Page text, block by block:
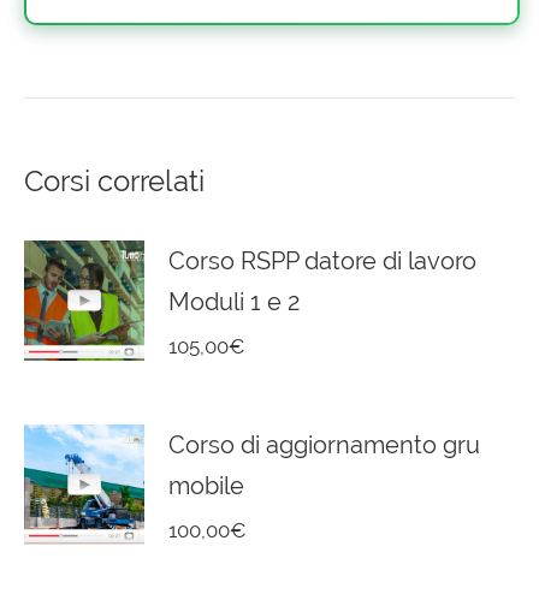
Corsi correlati
Corso RSPP datore di lavoro
Moduli 1 e 2
105,00€
Corso di aggiornamento gru
mobile
100,00€